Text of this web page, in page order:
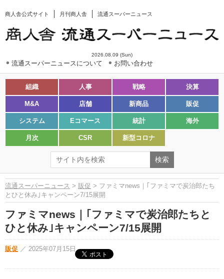
商人舎公式サイト 月刊商人舎 流通スーパーニュース
2026.08.09 (Sun)
流通スーパーニュースについて お問い合わせ
組織 人事 戦略 決算
M&A 店舗 新商品 販促
システム Eコマース 統計 海外
月次 CSR 新型コロナ
流通スーパーニュース > 販促 > ファミマnews｜｢ファミマで炭治郎たち
とひと休み｣キャンペーン7/15展開
ファミマnews｜｢ファミマで炭治郎たちと
ひと休み｣キャンペーン7/15展開
販促 ／ 2025年07月15日